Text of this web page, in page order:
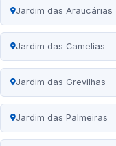
Jardim das Araucárias
Jardim das Camelias
Jardim das Grevilhas
Jardim das Palmeiras